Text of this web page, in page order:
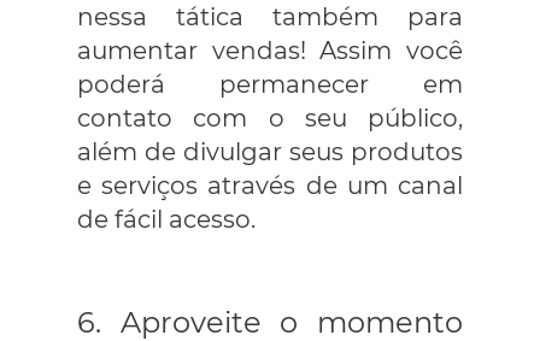
nessa tática também para
aumentar vendas! Assim você
poderá permanecer em
contato com o seu público,
além de divulgar seus produtos
e serviços através de um canal
de fácil acesso.
6. Aproveite o momento